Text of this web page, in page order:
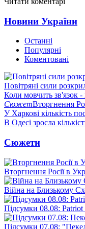
Новини України
Останні
Популярні
Коментовані
Повітряні сили
Коли мовчить зв'язок -
СюжетВторгнення
У Харкові кількість
В Одесі зросла
Сюжети
Вторгнення Росії в
Війна на Близькому
Підсумки 08.08:
Підсумки 07.08: